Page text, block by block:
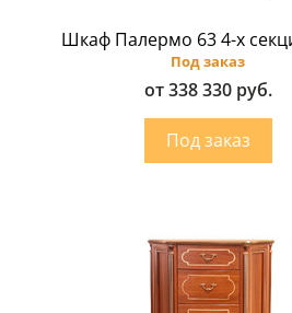
Шкаф Палермо 63 4-х
Под заказ
от 338 330 руб.